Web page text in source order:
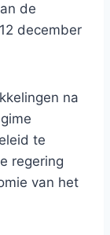
de
december
na
te
regering
van het